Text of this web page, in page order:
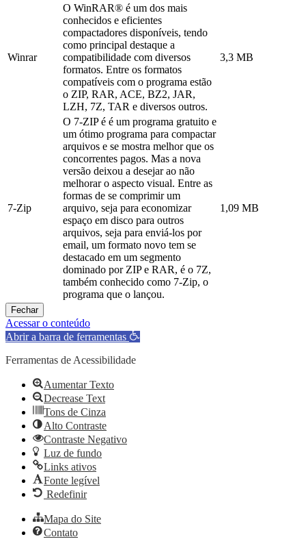
Winrar
O WinRAR® é um dos mais
conhecidos e eficientes
compactadores disponíveis, tendo
como principal destaque a
compatibilidade com diversos
formatos. Entre os formatos
compatíveis com o programa estão
o ZIP, RAR, ACE, BZ2, JAR,
LZH, 7Z, TAR e diversos outros.
3,3 MB
7-Zip
O 7-ZIP é é um programa gratuito e
um ótimo programa para compactar
arquivos e se mostra melhor que os
concorrentes pagos. Mas a nova
versão deixou a desejar ao não
melhorar o aspecto visual. Entre as
formas de se comprimir um
arquivo, seja para economizar
espaço em disco para outros
arquivos, seja para enviá-los por
email, um formato novo tem se
destacado em um segmento
dominado por ZIP e RAR, é o 7Z,
também conhecido como 7-Zip, o
programa que o lançou.
1,09 MB
Fechar
Acessar o conteúdo
Abrir a barra de ferramentas
Ferramentas de Acessibilidade
Aumentar Texto
Decrease Text
Tons de Cinza
Alto Contraste
Contraste Negativo
Luz de fundo
Links ativos
Fonte legível
Redefinir
Mapa do Site
Contato